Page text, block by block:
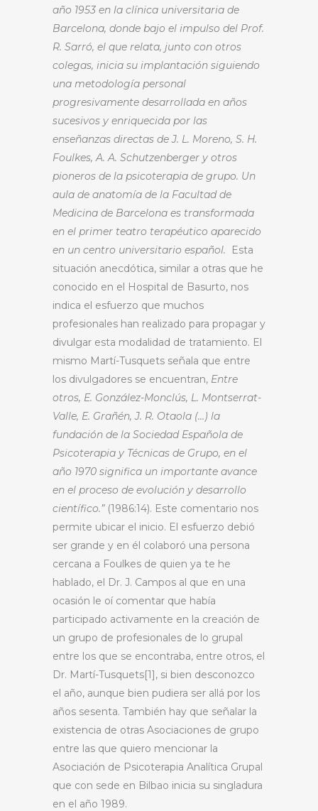
año 1953 en la clínica universitaria de
Barcelona, donde bajo el impulso del Prof.
R. Sarró, el que relata, junto con otros
colegas, inicia su implantación siguiendo
una metodología personal
progresivamente desarrollada en años
sucesivos y enriquecida por las
enseñanzas directas de J. L. Moreno, S. H.
Foulkes, A. A. Schutzenberger y otros
pioneros de la psicoterapia de grupo. Un
aula de anatomía de la Facultad de
Medicina de Barcelona es transformada
en el primer teatro terapéutico aparecido
en un centro universitario español.
Esta
situación anecdótica, similar a otras que he
conocido en el Hospital de Basurto, nos
indica el esfuerzo que muchos
profesionales han realizado para propagar y
divulgar esta modalidad de tratamiento. El
mismo Martí-Tusquets señala que entre
los divulgadores se encuentran, Entre
otros, E. González-Monclús, L. Montserrat-
Valle, E. Grañén, J. R. Otaola (…) la
fundación de la Sociedad Española de
Psicoterapia y Técnicas de Grupo, en el
año 1970 significa un importante avance
en el proceso de evolución y desarrollo
científico.”(1986:14). Este comentario nos
permite ubicar el inicio. El esfuerzo debió
ser grande y en él colaboró una persona
cercana a Foulkes de quien ya te he
hablado, el Dr. J. Campos al que en una
ocasión le oí comentar que había
participado activamente en la creación de
un grupo de profesionales de lo grupal
entre los que se encontraba, entre otros, el
Dr. Martí-Tusquets[1], si bien desconozco
el año, aunque bien pudiera ser allá por los
años sesenta. También hay que señalar la
existencia de otras Asociaciones de grupo
entre las que quiero mencionar la
Asociación de Psicoterapia Analítica Grupal
que con sede en Bilbao inicia su singladura
en el año 1989.